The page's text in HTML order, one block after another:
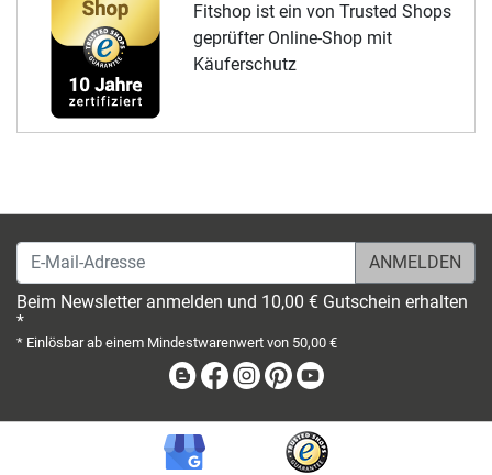
Fitshop ist ein von Trusted Shops
geprüfter Online-Shop mit
Käuferschutz
E-Mail-Adresse
Beim Newsletter anmelden und 10,00 € Gutschein erhalten
*
* Einlösbar ab einem Mindestwarenwert von 50,00 €
BlogFacebook
Instagram
Pinterest